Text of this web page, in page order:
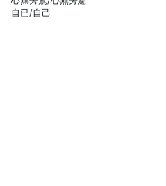
自已/自己